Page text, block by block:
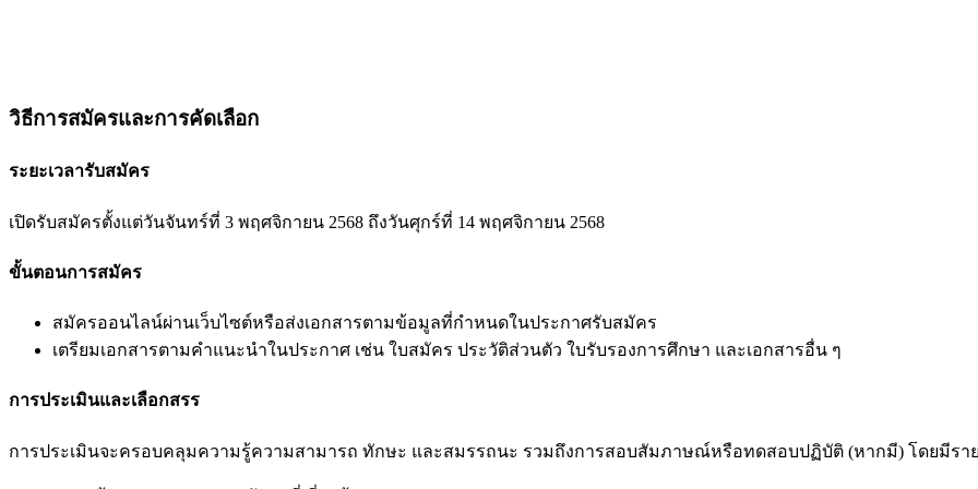
วิธีการสมัครและการคัดเลือก
ระยะเวลารับสมัคร
เปิดรับสมัครตั้งแต่วันจันทร์ที่ 3 พฤศจิกายน 2568 ถึงวันศุกร์ที่ 14 พฤศจิกายน 2568
ขั้นตอนการสมัคร
สมัครออนไลน์ผ่านเว็บไซต์หรือส่งเอกสารตามข้อมูลที่กำหนดในประกาศรับสมัคร
เตรียมเอกสารตามคำแนะนำในประกาศ เช่น ใบสมัคร ประวัติส่วนตัว ใบรับรองการศึกษา และเอกสารอื่น ๆ
การประเมินและเลือกสรร
การประเมินจะครอบคลุมความรู้ความสามารถ ทักษะ และสมรรถนะ รวมถึงการสอบสัมภาษณ์หรือทดสอบปฏิบัติ (หากมี) โดยมีรา